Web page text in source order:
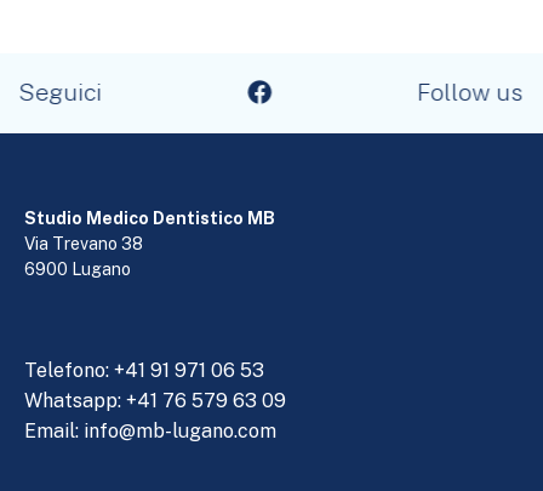
Seguici Follow us
Studio Medico Dentistico MB
Via Trevano 38
6900 Lugano
Telefono: +41 91 971 06 53
Whatsapp: +41 76 579 63 09
Email: info@mb-lugano.com